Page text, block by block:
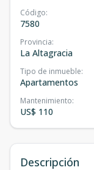
Código:
7580
Provincia:
La Altagracia
Tipo de inmueble:
Apartamentos
Mantenimiento:
US$ 110
Descripción